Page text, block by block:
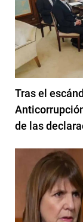
Tras el
de las